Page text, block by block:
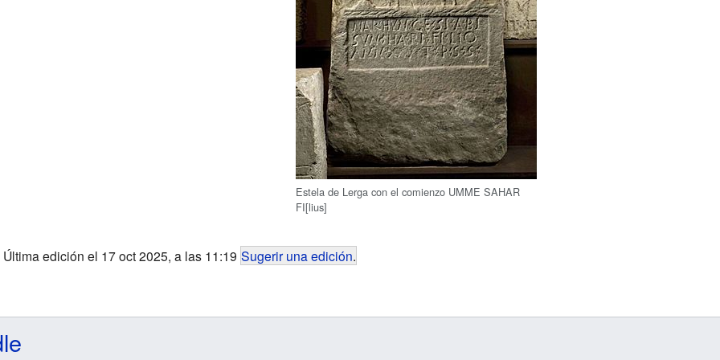
Estela de Lerga con el comienzo UMME SAHAR
FI[lius]
Última edición el 17 oct 2025, a las 11:19 Sugerir una edición.